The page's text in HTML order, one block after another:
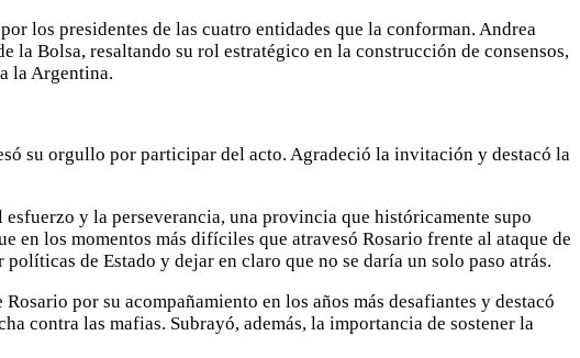
los presidentes de las cuatro entidades que la conforman. Andrea
Bolsa, resaltando su rol estratégico en la construcción de consensos,
la Argentina.
su orgullo por participar del acto. Agradeció la invitación y destacó la
y la perseverancia, una provincia que históricamente supo
en los momentos más difíciles que atravesó Rosario frente al ataque de
de Estado y dejar en claro que no se daría un solo paso atrás.
por su acompañamiento en los años más desafiantes y destacó
contra las mafias. Subrayó, además, la importancia de sostener la